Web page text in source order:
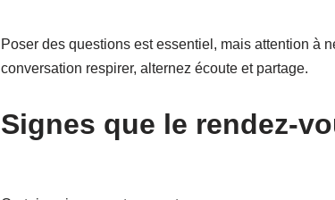
Poser des questions est essentiel, mais attention à
conversation respirer, alternez écoute et partage.
Signes que le rendez-